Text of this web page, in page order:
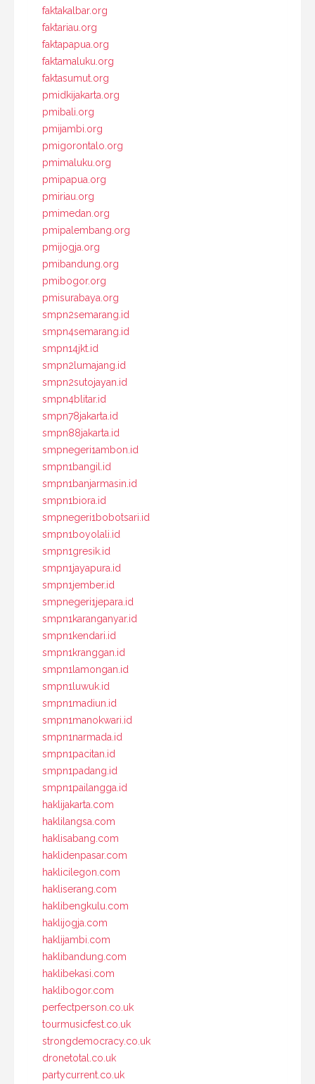
faktakalbar.org
faktariau.org
faktapapua.org
faktamaluku.org
faktasumut.org
pmidkijakarta.org
pmibali.org
pmijambi.org
pmigorontalo.org
pmimaluku.org
pmipapua.org
pmiriau.org
pmimedan.org
pmipalembang.org
pmijogja.org
pmibandung.org
pmibogor.org
pmisurabaya.org
smpn2semarang.id
smpn4semarang.id
smpn14jkt.id
smpn2lumajang.id
smpn2sutojayan.id
smpn4blitar.id
smpn78jakarta.id
smpn88jakarta.id
smpnegeri1ambon.id
smpn1bangil.id
smpn1banjarmasin.id
smpn1biora.id
smpnegeri1bobotsari.id
smpn1boyolali.id
smpn1gresik.id
smpn1jayapura.id
smpn1jember.id
smpnegeri1jepara.id
smpn1karanganyar.id
smpn1kendari.id
smpn1kranggan.id
smpn1lamongan.id
smpn1luwuk.id
smpn1madiun.id
smpn1manokwari.id
smpn1narmada.id
smpn1pacitan.id
smpn1padang.id
smpn1pailangga.id
haklijakarta.com
haklilangsa.com
haklisabang.com
haklidenpasar.com
haklicilegon.com
hakliserang.com
haklibengkulu.com
haklijogja.com
haklijambi.com
haklibandung.com
haklibekasi.com
haklibogor.com
perfectperson.co.uk
tourmusicfest.co.uk
strongdemocracy.co.uk
dronetotal.co.uk
partycurrent.co.uk